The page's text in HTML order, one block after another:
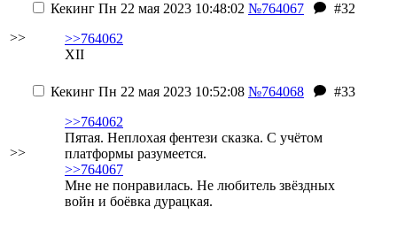
>>
Кекинг Пн 22 мая 2023 10:48:02 №764067
#32
>>764062
XII
>>
Кекинг Пн 22 мая 2023 10:52:08 №764068
#33
>>764062
Пятая. Неплохая фентези сказка. С учётом
платформы разумеется.
>>764067
Мне не понравилась. Не любитель звёздных
войн и боёвка дурацкая.